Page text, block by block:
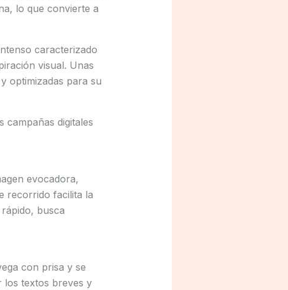
lo que convierte a
caracterizado
visual. Unas
optimizadas para su
campañas digitales
evocadora,
recorrido facilita la
busca
con prisa y se
los textos breves y